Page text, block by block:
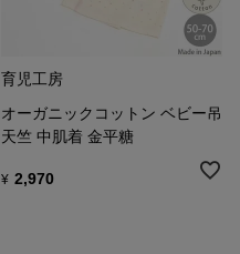
育児工房
オーガニックコットン ベビー吊
天竺 中肌着 金平糖
¥ 2,970